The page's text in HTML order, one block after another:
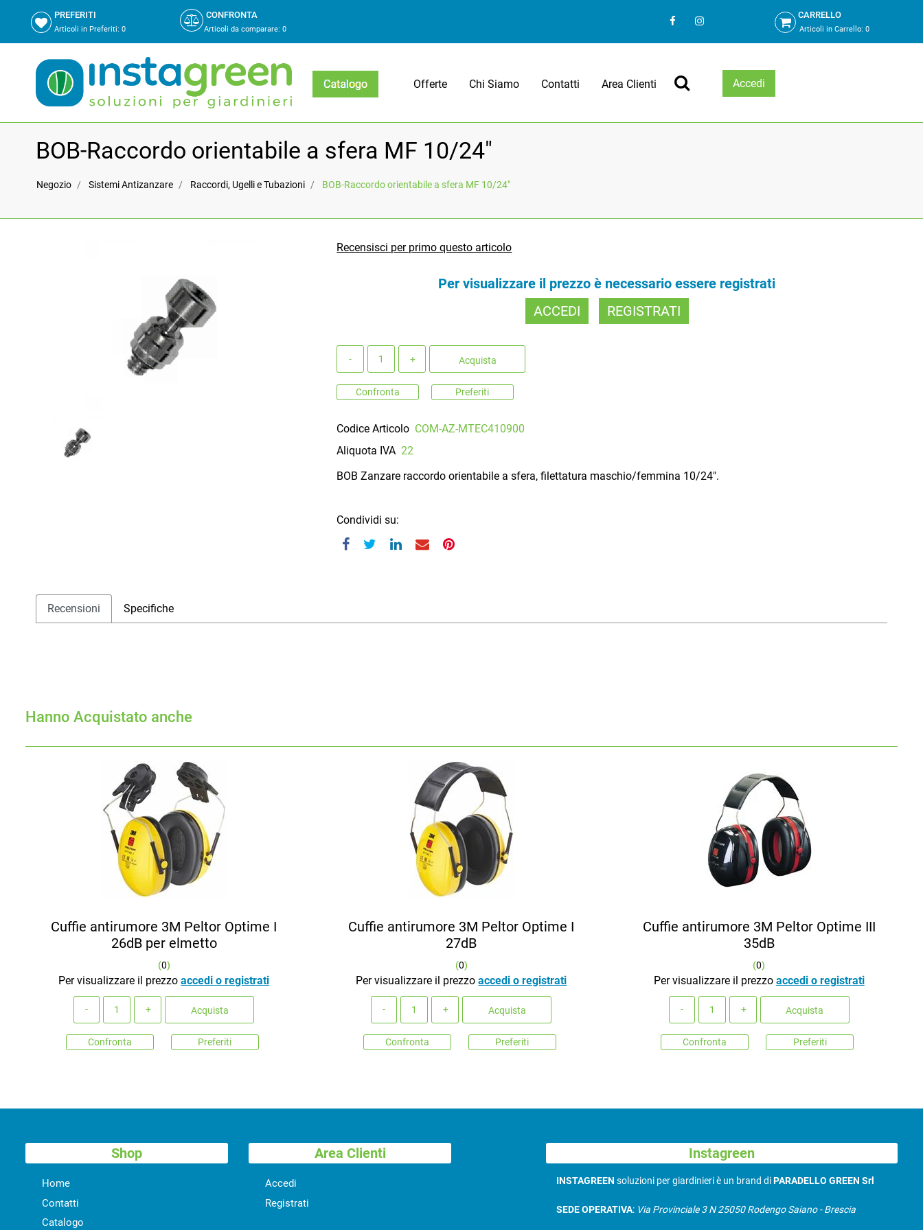
PREFERITI
Articoli in Preferiti: 0
CONFRONTA
Articoli da comparare: 0
CARRELLO
Articoli in Carrello:0
Offerte Chi Siamo Contatti Area Clienti Accedi
BOB-Raccordo orientabile a sfera MF 10/24"
Negozio Sistemi Antizanzare Raccordi, Ugelli e Tubazioni BOB-Raccordo orientabile a sfera MF 10/24"
Recensisci per primo questo articolo
Per visualizzare il prezzo è necessario essere registrati
ACCEDI
REGISTRATI
Acquista
Confronta Preferiti
Codice Articolo COM-AZ-MTEC410900
Aliquota IVA 22
BOB Zanzare raccordo orientabile a sfera, filettatura maschio/femmina 10/24".
Condividi su:
Recensioni Specifiche
Hanno Acquistato anche
Cuffie antirumore 3M Peltor Optime I
26dB per elmetto
(0)
Per visualizzare il prezzoaccedi o registrati
Acquista
Confronta Preferiti
Cuffie antirumore 3M Peltor Optime I
27dB
(0)
Per visualizzare il prezzoaccedi o registrati
Acquista
Confronta Preferiti
Cuffie antirumore 3M Peltor Optime III
35dB
(0)
Per visualizzare il prezzo accedi o registrati
Acquista
Confronta Preferiti
Shop
Home
Contatti
Catalogo
Area Clienti
Accedi
Registrati
Instagreen
INSTAGREENsoluzioni per giardinieri è un brand diPARADELLO GREEN Srl
SEDE OPERATIVA: Via Provinciale 3 N 25050 Rodengo Saiano - Brescia